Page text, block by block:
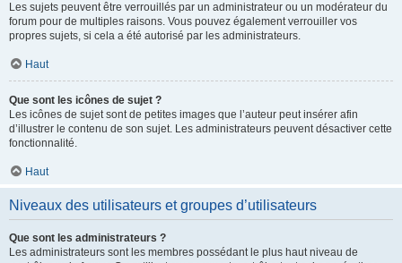
Les sujets peuvent être verrouillés par un administrateur ou un modérateur du
forum pour de multiples raisons. Vous pouvez également verrouiller vos
propres sujets, si cela a été autorisé par les administrateurs.
Haut
Que sont les icônes de sujet ?
Les icônes de sujet sont de petites images que l’auteur peut insérer afin
d’illustrer le contenu de son sujet. Les administrateurs peuvent désactiver cette
fonctionnalité.
Haut
Niveaux des utilisateurs et groupes d’utilisateurs
Que sont les administrateurs ?
Les administrateurs sont les membres possédant le plus haut niveau de